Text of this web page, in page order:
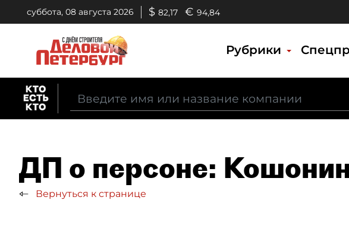
суббота, 08 августа 2026 $ 82,17 € 94,84
Рубрики
ДП о персоне:
Вернуться к странице